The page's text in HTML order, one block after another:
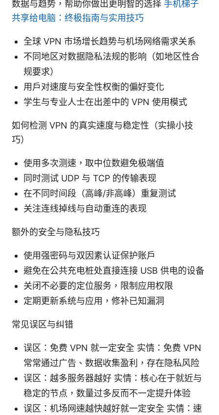
数据与趋势，帮助你做出更明智的选择 手机梯子
共享给电脑：终极指南与实用技巧
全球 VPN 市场增长趋势与机场网络需求关系
不同地区对数据隐私法规的影响（如地区性合
规要求）
用户对速度与安全性权衡的偏好变化
学生与专业人士在出差中的 VPN 使用模式
如何检测 VPN 的真实速度与稳定性（实操小技
巧）
使用多次测速，取中位数避免极端值
同时测试 UDP 与 TCP 的传输表现
在不同时间段（高峰/非高峰）重复测试
关注连线掉线与自动重连的表现
额外的安全与隐私技巧
使用强密码与双因素认证保护账户
避免在公共充电桩处直接连接 USB 供电的设备
关闭不必要的定位服务，限制应用权限
定期更新系统与应用，修补已知漏洞
常见误区与纠错
误区：免费 VPN 就一定安全 实情：免费 VPN
常常通过广告、数据收集盈利，存在隐私风险
误区：越多服务器越好 实情：核心在于就近与
稳定的节点，数量过多反而不一定提升体验
误区：机场网速越快越好就一定安全 实情：速